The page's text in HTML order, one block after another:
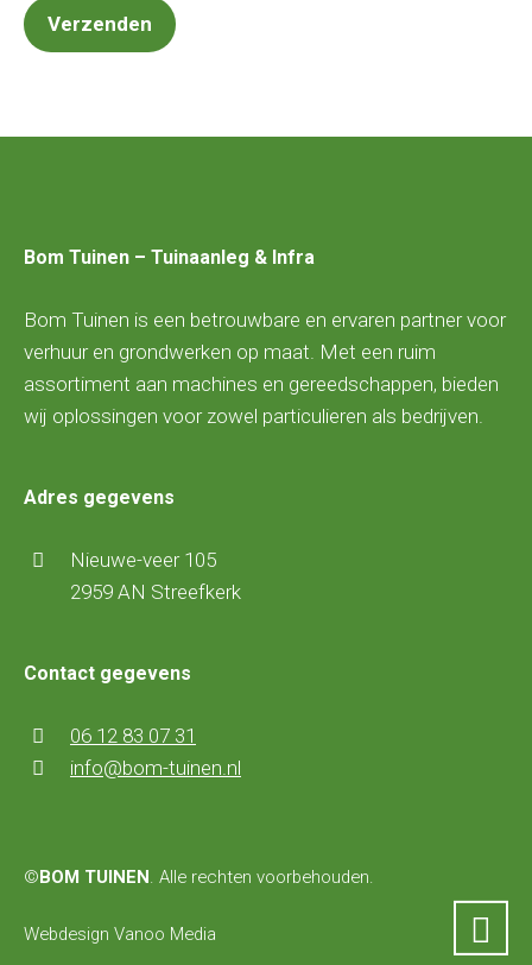
Bom Tuinen – Tuinaanleg & Infra
Bom Tuinen is een betrouwbare en ervaren partner voor
verhuur en grondwerken op maat. Met een ruim
assortiment aan machines en gereedschappen, bieden
wij oplossingen voor zowel particulieren als bedrijven.
Adres gegevens
Nieuwe-veer 105
2959 AN Streefkerk
Contact gegevens
06 12 83 07 31
info@bom-tuinen.nl
©BOM TUINEN. Alle rechten voorbehouden.
Webdesign Vanoo Media